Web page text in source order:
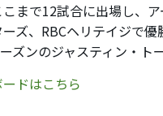
まで12試合に出場し、
ズ、RBCヘリテイジで
ズンのジャスティン・ト
ドはこちら